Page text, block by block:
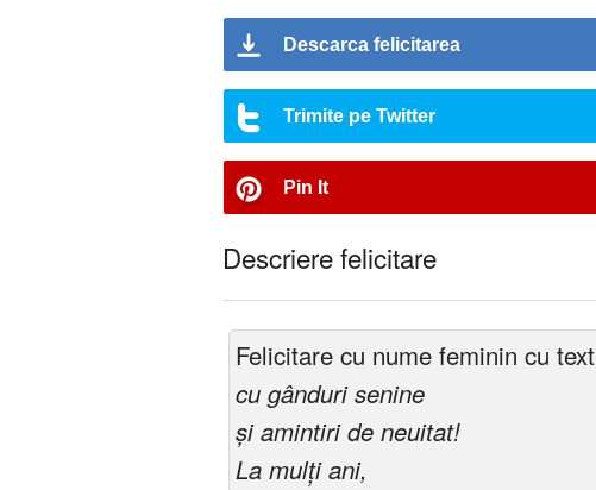
Descarca felicitarea
Trimite pe Twitter
Pin It
Descriere felicitare
Felicitare cu nume feminin cu text
cu gânduri senine
și amintiri de neuitat!
La mulți ani,